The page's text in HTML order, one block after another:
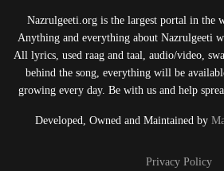
Nazrulgeeti.org is the largest portal in the
Anything and everything about Nazrulgeeti
All lyrics, used raag and taal, audio/video,
behind the song, everything will be
growing every day. Be with us and help
Developed, Owned and Maintained by
Privacy Policy